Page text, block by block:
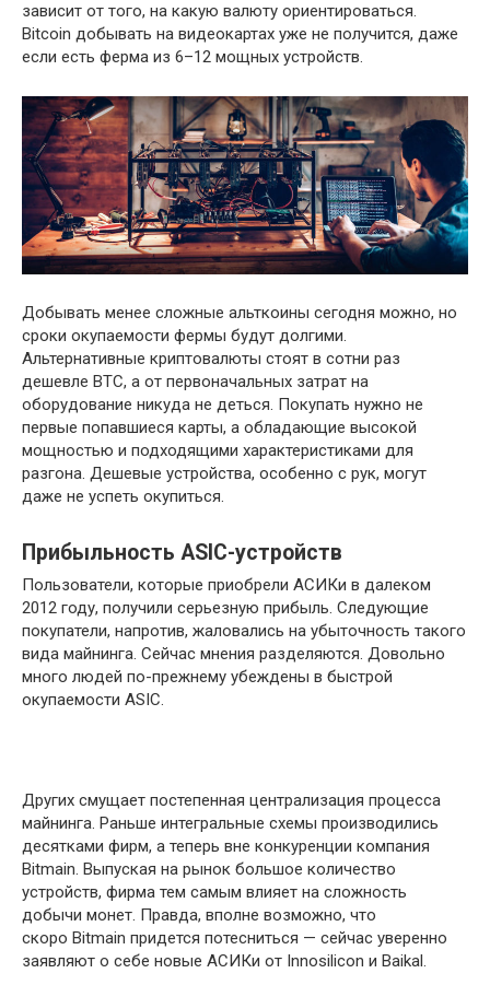
зависит от того, на какую валюту ориентироваться.
Bitcoin добывать на видеокартах уже не получится, даже
если есть ферма из 6–12 мощных устройств.
Добывать менее сложные альткоины сегодня можно, но
сроки окупаемости фермы будут долгими.
Альтернативные криптовалюты стоят в сотни раз
дешевле BTC, а от первоначальных затрат на
оборудование никуда не деться. Покупать нужно не
первые попавшиеся карты, а обладающие высокой
мощностью и подходящими характеристиками для
разгона. Дешевые устройства, особенно с рук, могут
даже не успеть окупиться.
Прибыльность ASIC-устройств
Пользователи, которые приобрели АСИКи в далеком
2012 году, получили серьезную прибыль. Следующие
покупатели, напротив, жаловались на убыточность такого
вида майнинга. Сейчас мнения разделяются. Довольно
много людей по-прежнему убеждены в быстрой
окупаемости ASIC.
Других смущает постепенная централизация процесса
майнинга. Раньше интегральные схемы производились
десятками фирм, а теперь вне конкуренции компания
Bitmain. Выпуская на рынок большое количество
устройств, фирма тем самым влияет на сложность
добычи монет. Правда, вполне возможно, что
скоро Bitmain придется потесниться — сейчас уверенно
заявляют о себе новые АСИКи от Innosilicon и Baikal.